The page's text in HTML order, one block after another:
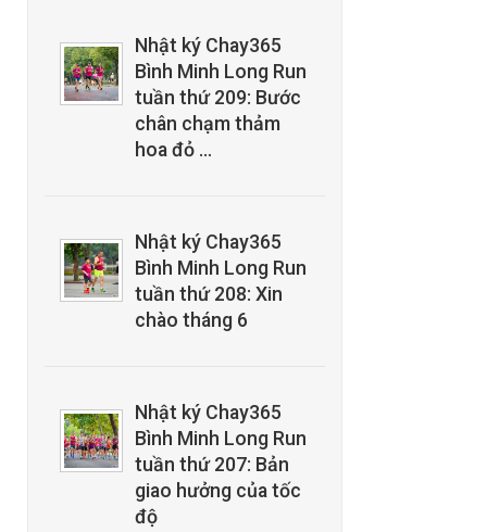
Nhật ký Chay365
Bình Minh Long Run
tuần thứ 209: Bước
chân chạm thảm
hoa đỏ …
Nhật ký Chay365
Bình Minh Long Run
tuần thứ 208: Xin
chào tháng 6
Nhật ký Chay365
Bình Minh Long Run
tuần thứ 207: Bản
giao hưởng của tốc
độ